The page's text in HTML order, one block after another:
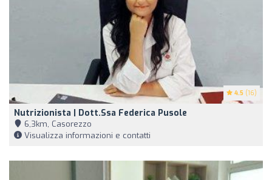
4.5 (16)
Nutrizionista | Dott.ssa Federica Pusole
6,3km, Casorezzo
Visualizza informazioni e contatti